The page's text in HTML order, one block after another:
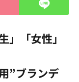
」「女性」
”ブランデ